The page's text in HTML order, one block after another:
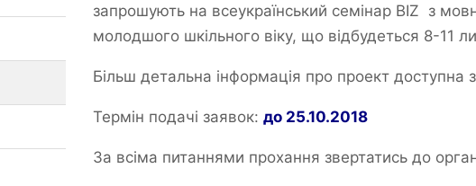
запрошують на всеукраїнський семінар BIZ з
молодшого шкільного віку, що відбудеться 8-11
Більш детальна інформація про проект доступна
Термін подачі заявок: до 25.10.2018
За всіма питаннями прохання звертатись до